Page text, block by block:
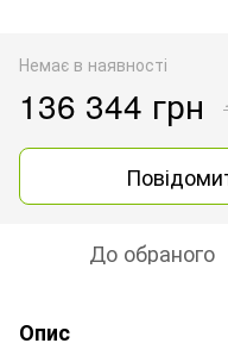
Немає в наявності
136 344 грн
До обраного
Опис